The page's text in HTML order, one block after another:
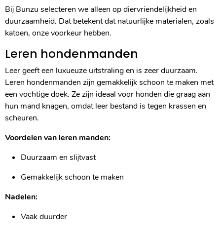
Bij Bunzu selecteren we alleen op diervriendelijkheid en
duurzaamheid. Dat betekent dat natuurlijke materialen, zoals
katoen, onze voorkeur hebben.
Leren hondenmanden
Leer geeft een luxueuze uitstraling en is zeer duurzaam.
Leren hondenmanden zijn gemakkelijk schoon te maken met
een vochtige doek. Ze zijn ideaal voor honden die graag aan
hun mand knagen, omdat leer bestand is tegen krassen en
scheuren.
Voordelen van leren manden:
Duurzaam en slijtvast
Gemakkelijk schoon te maken
Nadelen:
Vaak duurder